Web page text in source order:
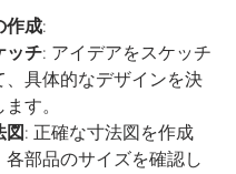
作成:
ッチ: アイデアをスケッチ
、具体的なデザインを決
す。
図: 正確な寸法図を作成
各部品のサイズを確認し